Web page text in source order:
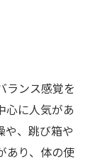
ランス感覚を
心に人気があ
や、跳び箱や
あり、体の使